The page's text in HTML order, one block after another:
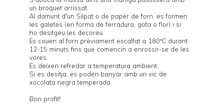
un broquet arrissat.
Al damunt d'un Silpat o de paper de forn, es formen
les galetes (en forma de ferradura, gota o flor) i si
ho desitgeu les decoreu.
Es couen al forn prèviament escalfat a 180ºC durant
12-15 minuts fins que comencin a enrossir-se de les
vores.
Es deixen refredar a temperatura ambient.
Si es desitja, es poden banyar amb un xic de
xocolata negra temperada.
Bon profit!